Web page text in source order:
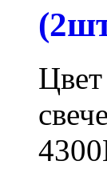
Цвет